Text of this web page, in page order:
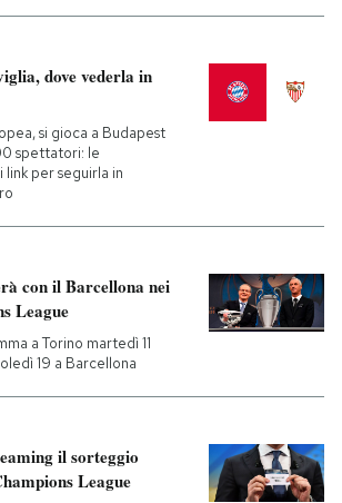
dove vederla in
si gioca a Budapest
spettatori: le
per seguirla in
con il Barcellona nei
League
a Torino martedì 11
19 a Barcellona
il sorteggio
League